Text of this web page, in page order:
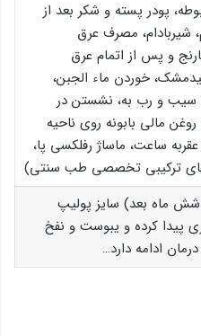
پودر پسته و شکر بعد از
شیربادام، مصرف عرق
و پس از اتمام عرق
خوردن ماء الجبن،
سیب و رب به، نشستن در
مالی بابونه روی ناحیه
ساعت، ماساژ رفلكسی پا،
ترکیبی تخصصی طب سنتی)
شش ماه بعد) سایز پولیپ
پیدا کرده و یبوست و نفخ
ادامه دارد…